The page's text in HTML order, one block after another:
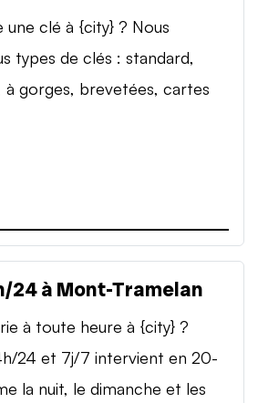
une clé à {city} ? Nous
types de clés : standard,
à gorges, brevetées, cartes
24 à Mont-Tramelan
à toute heure à {city} ?
24 et 7j/7 intervient en 20-
la nuit, le dimanche et les